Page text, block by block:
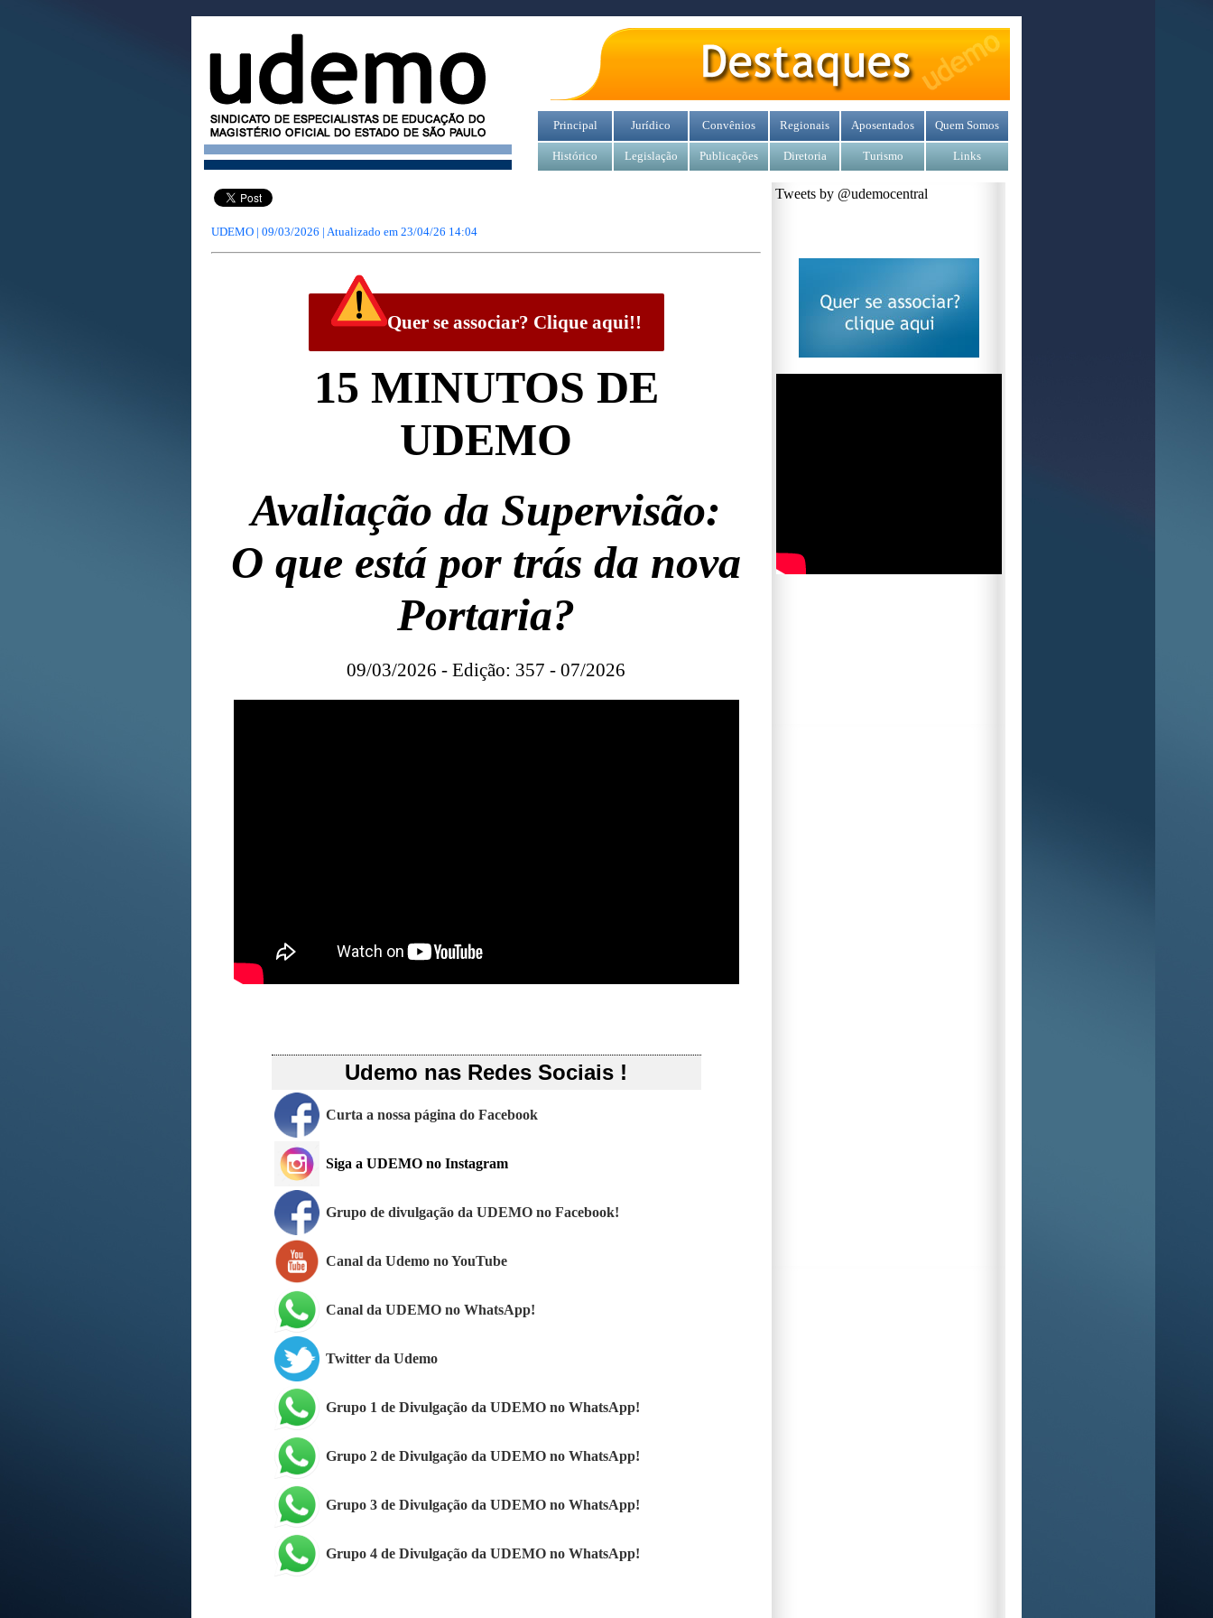
Principal Jurídico Convênios Regionais Aposentados Quem Somos
Histórico Legislação Publicações Diretoria Turismo Links
UDEMO | 09/03/2026 | Atualizado em 23/04/26 14:04
Quer se associar? Clique aqui!!
15 MINUTOS DE
UDEMO
Avaliação da Supervisão:
O que está por trás da nova
Portaria?
09/03/2026 - Edição: 357 - 07/2026
Udemo nas Redes Sociais !
Curta a nossa página do Facebook
Siga a UDEMO no Instagram
Grupo de divulgação da UDEMO no Facebook!
Canal da Udemo no YouTube
Canal da UDEMO no WhatsApp!
Twitter da Udemo
Grupo 1 de Divulgação da UDEMO no WhatsApp!
Grupo 2 de Divulgação da UDEMO no WhatsApp!
Grupo 3 de Divulgação da UDEMO no WhatsApp!
Grupo 4 de Divulgação da UDEMO no WhatsApp!
Tweets by @udemocentral